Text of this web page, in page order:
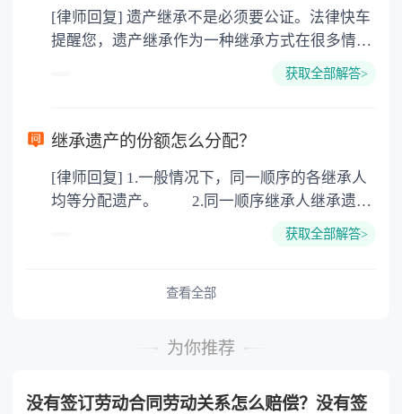
3. 印花税：按房屋评估价的0.05%缴纳 4. 土
地增值税：按房价1%缴纳 5. 房屋产权登记费：
[律师回复] 遗产继承不是必须要公证。法律快车
提醒您，遗产继承作为一种继承方式在很多情况
下都是不需要公证的，当然，如果需要公正的也
以防对财产继承发生纠纷，可以对遗产继承进行
公证。
获取全部解答>
继承遗产的份额怎么分配？
[律师回复] 1.一般情况下，同一顺序的各继承人
均等分配遗产。 2.同一顺序继承人继承遗产
或者与被继承人共同生活的继承人，分配遗产
的继承人，不尽扶养义务的，分配遗产时，应当
获取全部解答>
查看全部
为你推荐
没有签订劳动合同劳动关系怎么赔偿？没有签